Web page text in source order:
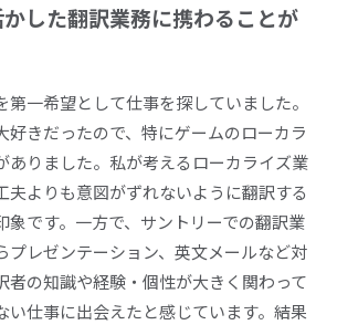
した翻訳業務に携わることが
一希望として仕事を探していました。
好きだったので、特にゲームのローカラ
ありました。私が考えるローカライズ業
夫よりも意図がずれないように翻訳する
象です。一方で、サントリーでの翻訳業
プレゼンテーション、英文メールなど対
者の知識や経験・個性が大きく関わって
い仕事に出会えたと感じています。結果